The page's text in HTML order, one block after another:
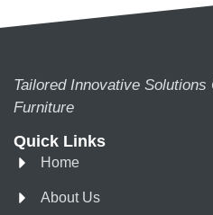
Tailored Innovative
Furniture
Quick Links
Home
About Us